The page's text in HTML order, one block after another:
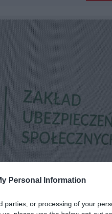
Personal Information
parties, or processing of your